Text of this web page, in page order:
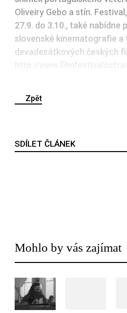
Oliveiry Gebo a stín.
27.9. do 3.10., také nabídne
slovenské kinematografie a
devadesátkových českých
Zpět
SDÍLET ČLÁNEK
Mohlo by vás zajímat